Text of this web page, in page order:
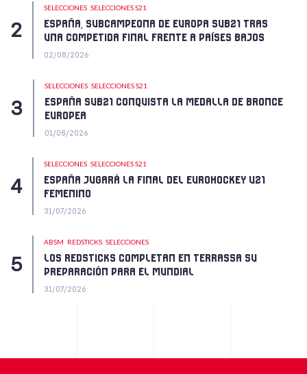
SELECCIONES SELECCIONES S21
ESPAÑA, SUBCAMPEONA DE EUROPA SUB21 TRAS
UNA COMPETIDA FINAL FRENTE A PAÍSES BAJOS
02/08/2026
SELECCIONES SELECCIONES S21
ESPAÑA SUB21 CONQUISTA LA MEDALLA DE BRONCE
EUROPEA
01/08/2026
SELECCIONES SELECCIONES S21
ESPAÑA JUGARÁ LA FINAL DEL EUROHOCKEY U21
FEMENINO
31/07/2026
ABSM REDSTICKS SELECCIONES
LOS REDSTICKS COMPLETAN EN TERRASSA SU
PREPARACIÓN PARA EL MUNDIAL
31/07/2026